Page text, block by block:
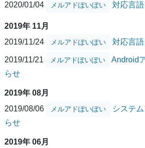
2020/01/04
メルアドぽいぽい 対応言
2019年 11月
2019/11/24
メルアドぽいぽい 対応言
2019/11/21 メルアドぽいぽい
Android
らせ
2019年 08月
2019/08/06
メルアドぽいぽい
システ
らせ
2019年 06月